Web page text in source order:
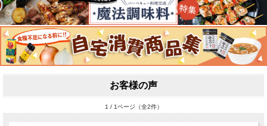
お客様の声
1 / 1ページ（全2件）